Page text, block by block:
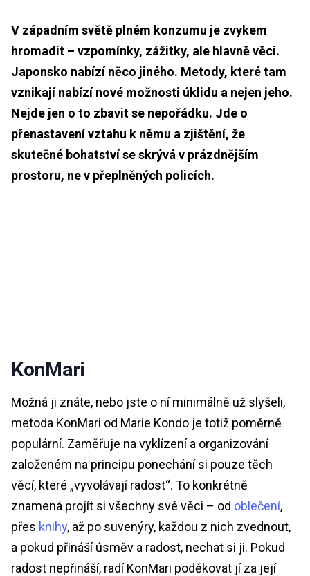
V západním světě plném konzumu je zvykem
hromadit – vzpomínky, zážitky, ale hlavně věci.
Japonsko nabízí něco jiného. Metody, které tam
vznikají nabízí nové možnosti úklidu a nejen jeho.
Nejde jen o to zbavit se nepořádku. Jde o
přenastavení vztahu k němu a zjištění, že
skutečné bohatství se skrývá v prázdnějším
prostoru, ne v přeplněných policích.
KonMari
Možná ji znáte, nebo jste o ní minimálně už slyšeli,
metoda KonMari od Marie Kondo je totiž poměrně
populární. Zaměřuje na vyklízení a organizování
založeném na principu ponechání si pouze těch
věcí, které „vyvolávají radost“. To konkrétně
znamená projít si všechny své věci – od oblečení,
přes knihy, až po suvenýry, každou z nich zvednout,
a pokud přináší úsměv a radost, nechat si ji. Pokud
radost nepřináší, radí KonMari poděkovat jí za její